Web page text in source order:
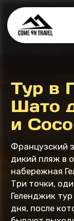
и
Французский замок
дикий пляж в
набережная
Три точки, один день
дня, после
бывают выходные.